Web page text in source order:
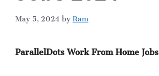
May 5, 2024byRam
ParallelDots Work From Home